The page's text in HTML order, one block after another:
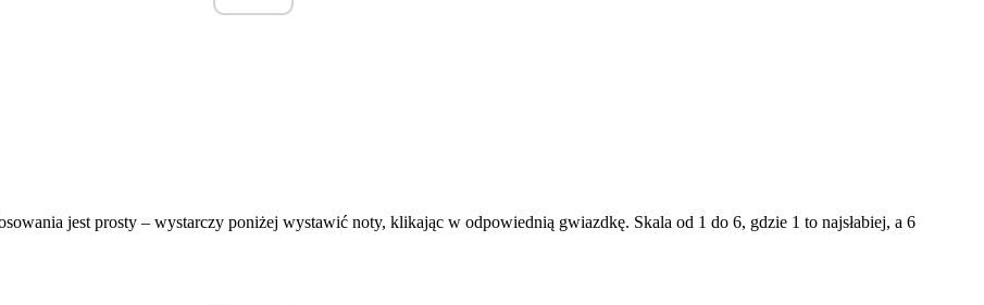
jest prosty – wystarczy poniżej wystawić noty, klikając w odpowiednią gwiazdkę. Skala od 1 do 6, gdzie 1 to najsłabiej, a 6